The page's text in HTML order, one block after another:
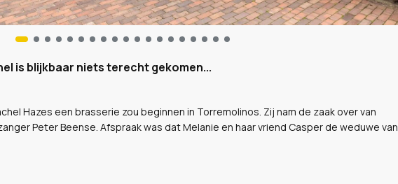
is blijkbaar niets terecht gekomen...
Hazes een brasserie zou beginnen in Torremolinos. Zij nam de zaak over van
Peter Beense. Afspraak was dat Melanie en haar vriend Casper de weduwe van